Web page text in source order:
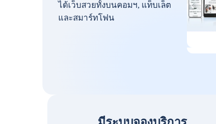
ได้เว็บสวยทั้งบนคอมฯ, แท็บเล็ต
และสมาร์ทโฟน